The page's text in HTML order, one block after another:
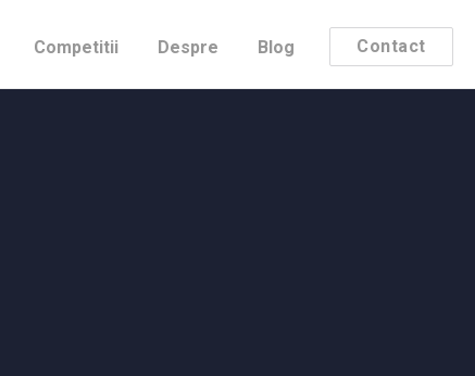
Competitii Despre Blog Contact